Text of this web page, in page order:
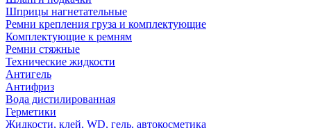
Шприцы нагнетательные
Ремни крепления груза и комплектующие
Комплектующие к ремням
Ремни стяжные
Технические жидкости
Антигель
Антифриз
Вода дистилированная
Герметики
Жидкости, клей, WD, гель, автокосметика